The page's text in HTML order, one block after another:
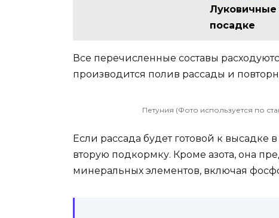
Луковичные
посадке
Все перечисленные составы
производится полив рассады и
Петуния (Фото используется по
Если рассада будет готовой к высадке
вторую подкормку. Кроме азота, она
минеральных элементов, включая